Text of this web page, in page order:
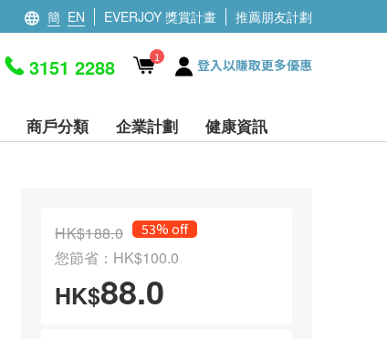
簡 EN EVERJOY 獎賞計畫 推薦朋友計劃
3151 2288 1 登入以賺取更多優惠
商戶分類 企業計劃 健康資訊
HK$188.0 53% off
您節省：HK$100.0
HK$88.0